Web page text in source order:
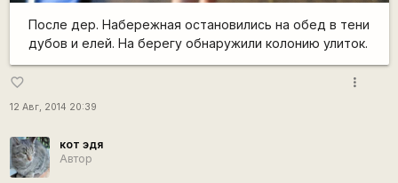
После дер. Набережная остановились на обед в тени
дубов и елей. На берегу обнаружили колонию улиток.
favorite_border
12 Авг, 2014 20:39
more_vert
кот эдя
Автор